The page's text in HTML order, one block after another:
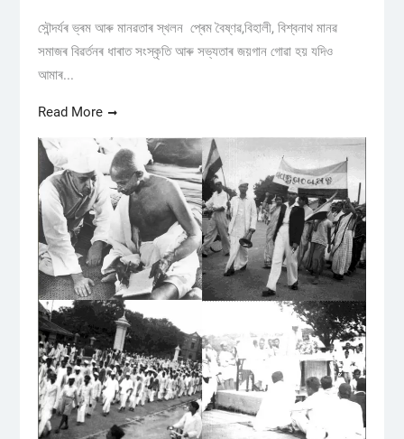
সৌন্দৰ্যৰ ভ্ৰম আৰু মানৱতাৰ স্খলন প্ৰেম বৈষ্ণৱ,বিহালী, বিশ্বনাথ মানৱ
সমাজৰ বিৱৰ্তনৰ ধাৰাত সংস্কৃতি আৰু সভ্যতাৰ জয়গান গোৱা হয় যদিও
আমাৰ...
Read More